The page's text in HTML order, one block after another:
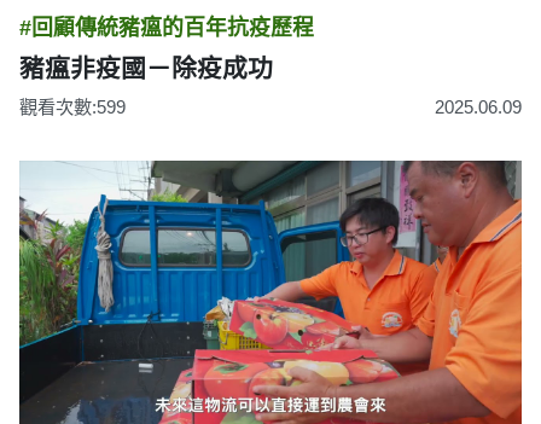
#回顧傳統豬瘟的百年抗疫歷程
豬瘟非疫國－除疫成功
觀看次數:599 2025.06.09